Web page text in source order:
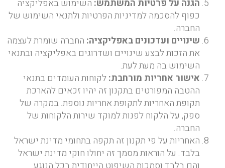
הגנה על פרטיות המשתמש: השימוש באפליקציה
כפוף להסכמה למדיניות הפרטיות ולתנאי השימוש של
החברה.
שינויים ועדכונים באפליקציה: החברה שומרת לעצמה
את הזכות לבצע שינויים ושדרוגים באפליקציה ובתנאי
השימוש בה מעת לעת.
אישור אחריות מורחבת:לקוחות העומדים בתנאי
ההטבה המפורטים בתקנון זה יהיו זכאים להארכת
תקופת האחריות לתקופת אחריות נוספת. במקרה של
ספק, על הלקוח לפנות למוקד שירות הלקוחות של
החברה.
האחריות על פי תקנון זה תקפה בתחומי מדינת ישראל
בלבד. על הוראות מסמך זה יחולו חוקי מדינת ישראל